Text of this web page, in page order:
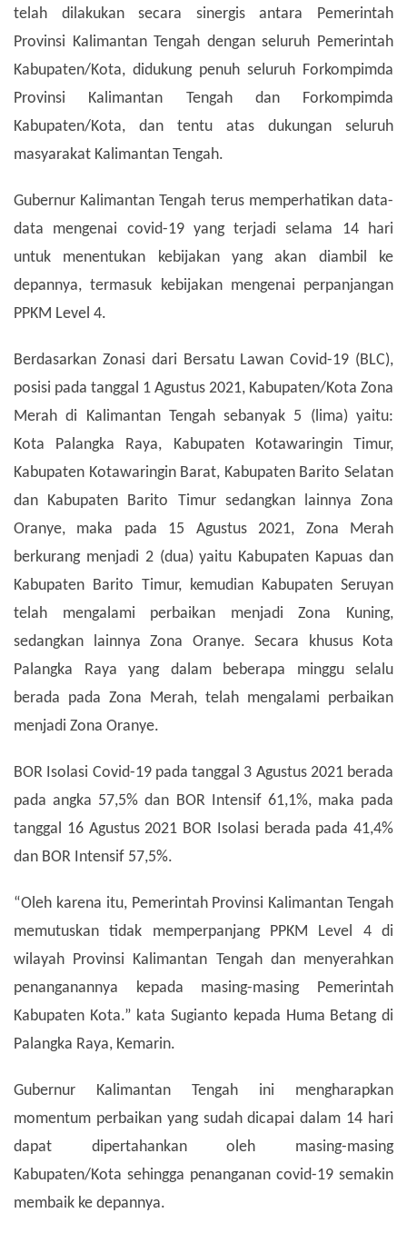
telah dilakukan secara sinergis antara Pemerintah
Provinsi Kalimantan Tengah dengan seluruh Pemerintah
Kabupaten/Kota, didukung penuh seluruh Forkompimda
Provinsi Kalimantan Tengah dan Forkompimda
Kabupaten/Kota, dan tentu atas dukungan seluruh
masyarakat Kalimantan Tengah.
Gubernur Kalimantan Tengah terus memperhatikan data-
data mengenai covid-19 yang terjadi selama 14 hari
untuk menentukan kebijakan yang akan diambil ke
depannya, termasuk kebijakan mengenai perpanjangan
PPKM Level 4.
Berdasarkan Zonasi dari Bersatu Lawan Covid-19 (BLC),
posisi pada tanggal 1 Agustus 2021, Kabupaten/Kota Zona
Merah di Kalimantan Tengah sebanyak 5 (lima) yaitu:
Kota Palangka Raya, Kabupaten Kotawaringin Timur,
Kabupaten Kotawaringin Barat, Kabupaten Barito Selatan
dan Kabupaten Barito Timur sedangkan lainnya Zona
Oranye, maka pada 15 Agustus 2021, Zona Merah
berkurang menjadi 2 (dua) yaitu Kabupaten Kapuas dan
Kabupaten Barito Timur, kemudian Kabupaten Seruyan
telah mengalami perbaikan menjadi Zona Kuning,
sedangkan lainnya Zona Oranye. Secara khusus Kota
Palangka Raya yang dalam beberapa minggu selalu
berada pada Zona Merah, telah mengalami perbaikan
menjadi Zona Oranye.
BOR Isolasi Covid-19 pada tanggal 3 Agustus 2021 berada
pada angka 57,5% dan BOR Intensif 61,1%, maka pada
tanggal 16 Agustus 2021 BOR Isolasi berada pada 41,4%
dan BOR Intensif 57,5%.
“Oleh karena itu, Pemerintah Provinsi Kalimantan Tengah
memutuskan tidak memperpanjang PPKM Level 4 di
wilayah Provinsi Kalimantan Tengah dan menyerahkan
penanganannya kepada masing-masing Pemerintah
Kabupaten Kota.” kata Sugianto kepada Huma Betang di
Palangka Raya, Kemarin.
Gubernur Kalimantan Tengah ini mengharapkan
momentum perbaikan yang sudah dicapai dalam 14 hari
dapat dipertahankan oleh masing-masing
Kabupaten/Kota sehingga penanganan covid-19 semakin
membaik ke depannya.